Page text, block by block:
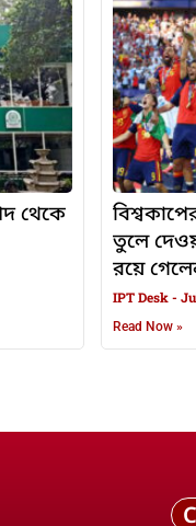
থেকে
তুলে
রয়ে
IPT Desk
Read Now »